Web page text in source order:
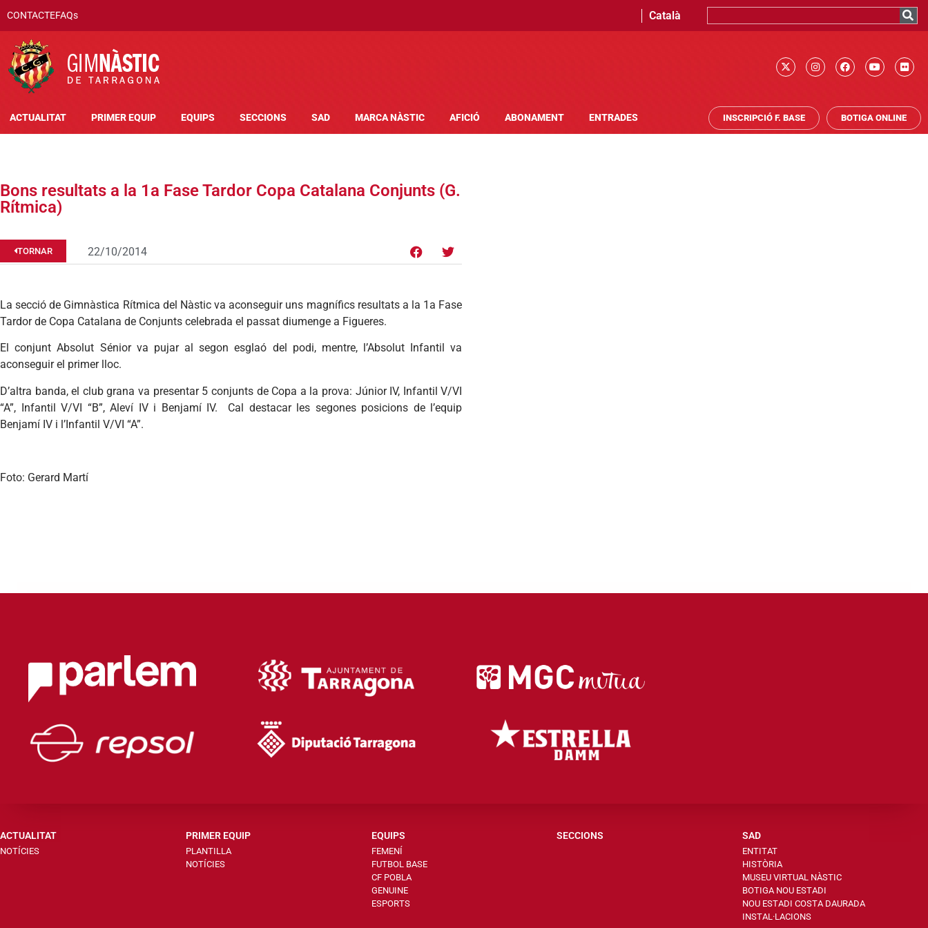
CONTACTEFAQs Català
ACTUALITAT PRIMER EQUIP EQUIPS SECCIONS SAD MARCA NÀSTIC AFICIÓ ABONAMENT ENTRADES INSCRIPCIÓ F. BASE BOTIGA ONLINE
Bons resultats a la 1a Fase Tardor Copa Catalana Conjunts (G.
Rítmica)
TORNAR 22/10/2014
La secció de Gimnàstica Rítmica del Nàstic va aconseguir uns magnífics resultats a la 1a Fase
Tardor de Copa Catalana de Conjunts celebrada el passat diumenge a Figueres.
El conjunt Absolut Sénior va pujar al segon esglaó del podi, mentre, l’Absolut Infantil va
aconseguir el primer lloc.
D’altra banda, el club grana va presentar 5 conjunts de Copa a la prova: Júnior IV, Infantil V/VI
“A”, Infantil V/VI “B”, Aleví IV i Benjamí IV. Cal destacar les segones posicions de l’equip
Benjamí IV i l’Infantil V/VI “A”.
Foto: Gerard Martí
ACTUALITAT
NOTÍCIES
PRIMER EQUIP
PLANTILLA
NOTÍCIES
EQUIPS
FEMENÍ
FUTBOL BASE
CF POBLA
GENUINE
ESPORTS
SECCIONS SAD
ENTITAT
HISTÒRIA
MUSEU VIRTUAL NÀSTIC
BOTIGA NOU ESTADI
NOU ESTADI COSTA DAURADA
INSTAL·LACIONS